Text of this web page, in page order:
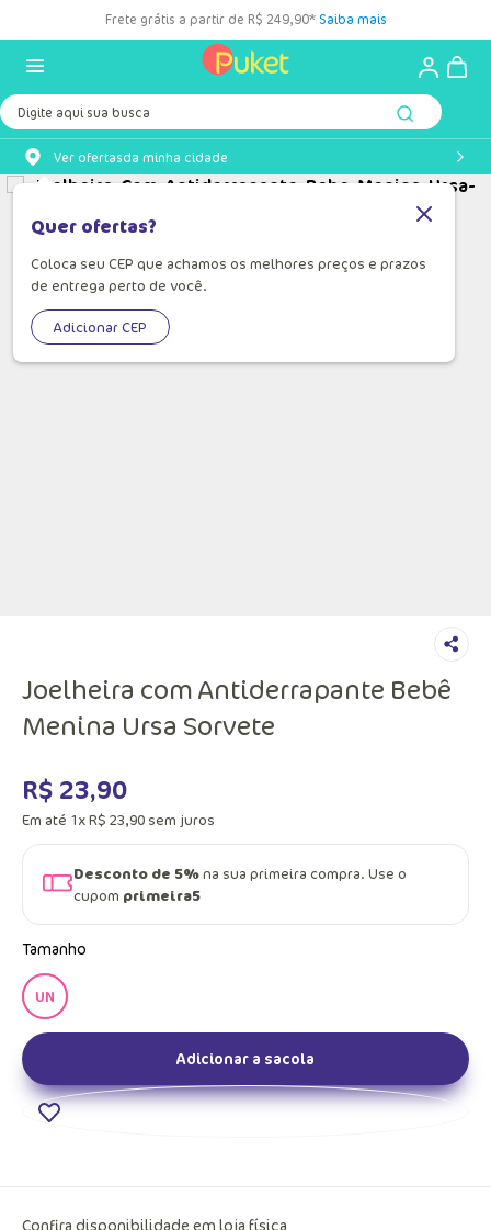
Frete grátis a partir de R$ 249,90* Saiba mais
Digite aqui sua busca
Ver ofertasda minha cidade
Quer ofertas?
Coloca seu CEP que achamos os melhores preços e prazos
de entrega perto de você.
Adicionar CEP
Joelheira com Antiderrapante Bebê
Menina Ursa Sorvete
R$ 23,90
Em até 1xR$ 23,90 sem juros
Desconto de 5%na sua primeira compra. Use o
cupom primeira5
Tamanho
UN
Adicionar a sacola
Confira disponibilidade em loja física